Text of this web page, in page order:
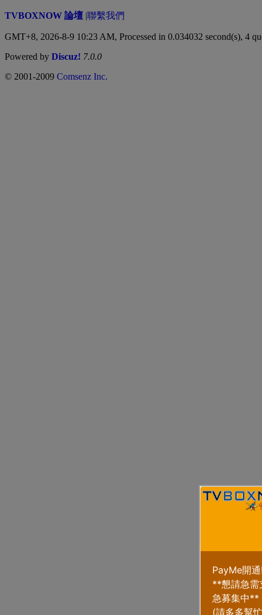
TVBOXNOW 論壇 |聯繫我們
GMT+8, 2026-8-9 10:23 AM, Processed in 0.034032 second(s), 4
Powered by Discuz! 7.0.0
© 2001-2009 Comsenz Inc.